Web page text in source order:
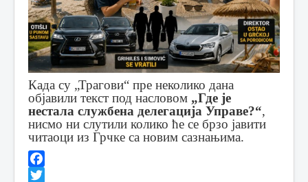
Када су „Трагови“ пре неколико дана
објавили текст под насловом „Где је
нестала службена делегација Управе?“,
нисмо ни слутили колико ће се брзо јавити
читаоци из Грчке са новим сазнањима.
Facebook